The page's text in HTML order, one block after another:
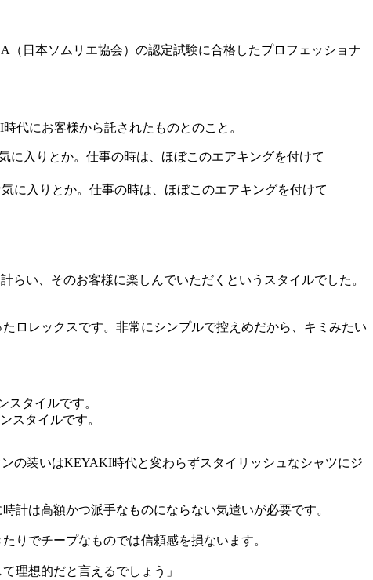
（日本ソムリエ協会）の認定試験に合格したプロフェッショナ
代にお客様から託されたものとのこと。
に入りとか。仕事の時は、ほぼこのエアキングを付けて
い、そのお客様に楽しんでいただくというスタイルでした。
ロレックスです。非常にシンプルで控えめだから、キミみたい
スタイルです。
の装いはKEYAKI時代と変わらずスタイリッシュなシャツにジ
計は高額かつ派手なものにならない気遣いが必要です。
りでチープなものでは信頼感を損ないます。
理想的だと言えるでしょう」